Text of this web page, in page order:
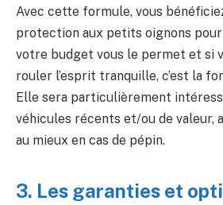
Avec cette formule, vous
protection aux petits oignons
votre budget vous le permet et si
rouler l’esprit tranquille, c’est la
Elle sera particulièrement
véhicules récents et/ou de valeur,
au mieux en cas de pépin.
3. Les garanties et